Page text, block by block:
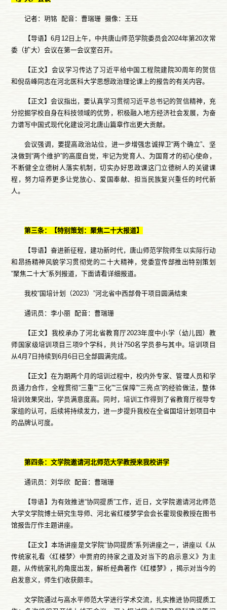
记者：玥铭 配音：曹瑞珊 摄像：王珏
【导语】6月12日上午，中共唐山师范学院委员会2024年第20次常
委（扩大）会议在第一会议室召开。
【正文】会议学习传达了习近平给中国工程院建院30周年的贺信
和倪岳峰同志在河北医科大学思想政治理论课上的报告的有关内容。
【正文】会议指出，要认真学习贯彻习近平总书记的贺信精神，充
分挖掘学校自身在科技领域的优势，积极融入地方经济社会发展，为奋
力谱写中国式现代化建设河北唐山篇章作出更大贡献。
会议强调，要提高政治站位，进一步增强忠诚捍卫“两个确立”、坚
决做到“两个维护”的高度自觉，牢记为党育人、为国育才的初心使命，
不断健全立德树人落实机制，切实办好思政课这门立德树人的关键课
程，努力培养更多让党放心、爱国奉献、担当民族复兴重任的时代新
人。
第三条：【特别策划：聚焦二十大报道】
【导语】奋进新征程，建功新时代，唐山师范学院师生以实际行动
和昂扬精神风貌学习贯彻党的二十大精神，党委宣传部推出特别策划
“聚焦二十大”系列报道，下面请看详细报道。
我校“国培计划（2023）”河北省中西部骨干项目圆满结束
通讯员：李小丽 配音：曹瑞珊
【正文】我校承办了河北省教育厅2023年度中小学（幼儿园）教
师国家级培训项目三项9个学科，共计750名学员参与其中。培训项目
从4月7日持续到6月6日已全部圆满完成。
【正文】在为期两个月的培训过程中，校内外专家、管理人员和学
员通力合作，全程贯彻“三重”“三化”“三保障”“三亮点”的经验做法，整体
培训效果突出，学员满意度高。同时，培训工作得到了省教育厅视导专
家组的认可，后续将持续发力，进一步提升我校在全省国培计划项目中
的品牌认可度。
第四条：文学院邀请河北师范大学教授来我校讲学
通讯员：刘华欣 配音：曹瑞珊
【导语】为有效推进“协同提质”工作，近日，文学院邀请河北师范
大学文学院博士研究生导师、河北省红楼梦学会会长霍现俊教授在图书
馆报告厅作主题讲座。
【正文】本场讲座是文学院“协同提质”系列讲座之一，讲座以《从
传统家礼看〈红楼梦〉中贾府的持家之道及对当下的启示意义》为主
题，从传统家礼的角度出发，解析经典著作《红楼梦》，揭示对当今的
启发意义，师生们收获颇丰。
文学院通过与高水平师范大学进行学术交流，扎实推进协同提质工